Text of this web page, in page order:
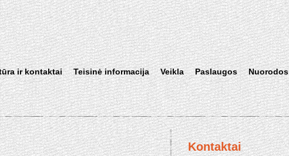
ir kontaktai Teisinė informacija Veikla Paslaugos Nuorodos
Kontaktai